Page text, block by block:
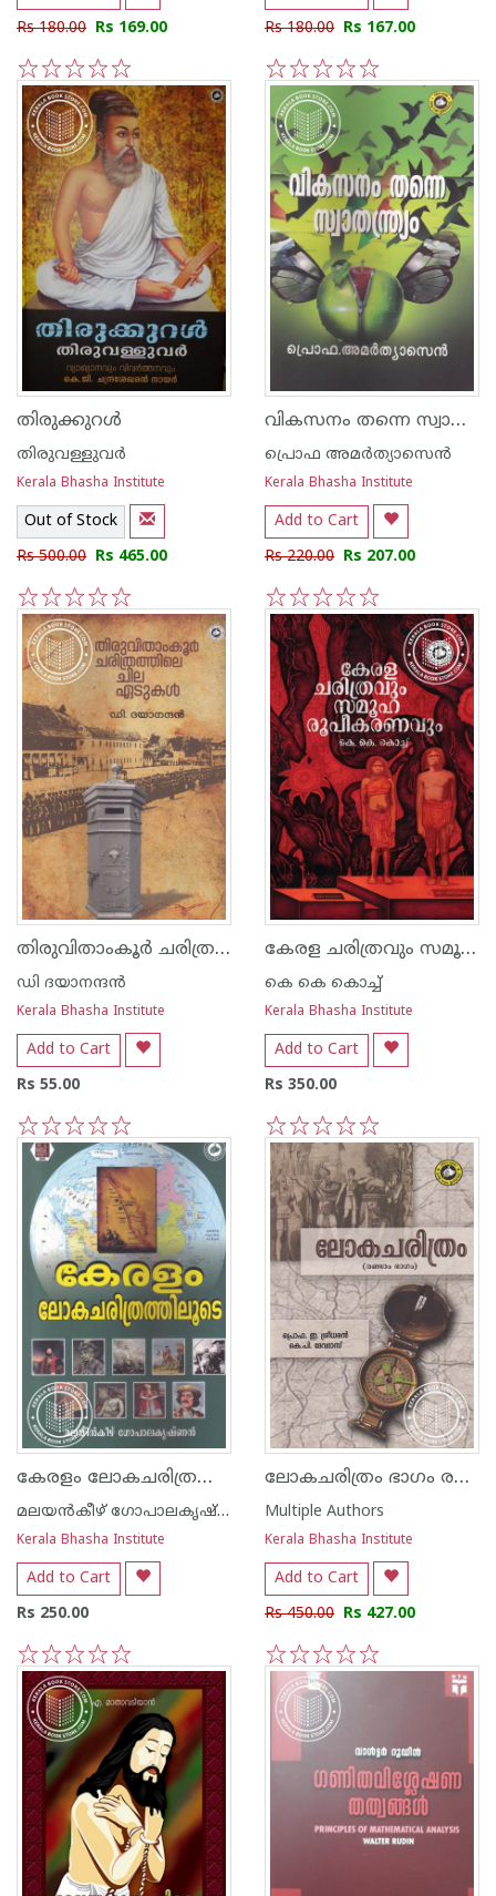
Rs 180.00 Rs 169.00
5
4
3
2
1
Rs 180.00 Rs 167.00
5
4
3
2
1
തിരുക്കുറള്‍
തിരുവള്ളുവര്‍
Kerala Bhasha Institute
Out of Stock
Rs 500.00 Rs 465.00
5
4
3
2
1
വികസനം തന്നെ സ്വാതന്ത്ര്യം
പ്രൊഫ അമര്‍ത്യാസെന്‍
Kerala Bhasha Institute
Add to Cart
Rs 220.00 Rs 207.00
5
4
3
2
1
തിരുവിതാംകൂര്‍ ചരിത്രത്തിലെ ചില ഏടുകള്‍
ഡി ദയാനന്ദന്‍
Kerala Bhasha Institute
Add to Cart
Rs 55.00
5
4
3
2
1
കേരള ചരിത്രവും സമൂഹരൂപികരണവും
കെ കെ കൊച്ച്
Kerala Bhasha Institute
Add to Cart
Rs 350.00
5
4
3
2
1
കേരളം ലോകചരിത്രത്തിലൂടെ
മലയന്‍കീഴ് ഗോപാലകൃഷ്ണന്‍
Kerala Bhasha Institute
Add to Cart
Rs 250.00
5
4
3
2
1
ലോകചരിത്രം ഭാഗം രണ്ട്
Multiple Authors
Kerala Bhasha Institute
Add to Cart
Rs 450.00 Rs 427.00
5
4
3
2
1